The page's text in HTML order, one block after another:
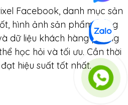
Facebook, danh mục sản
hình ảnh sản phẩm đồng
dữ liệu khách hàng phong
học hỏi và tối ưu. Cần thời
hiệu suất tốt nhất.